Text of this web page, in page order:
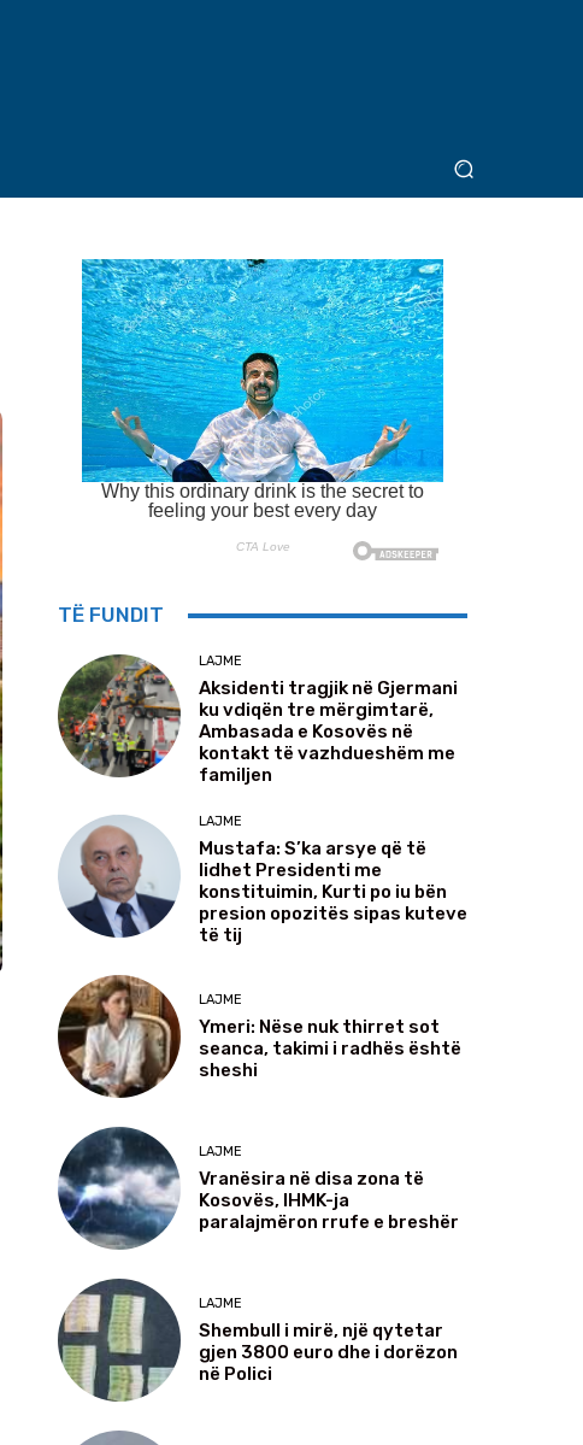
TË FUNDIT
LAJME
Aksidenti tragjik në Gjermani
ku vdiqën tre mërgimtarë,
Ambasada e Kosovës në
kontakt të vazhdueshëm me
familjen
LAJME
Mustafa: S’ka arsye që të
lidhet Presidenti me
konstituimin, Kurti po iu bën
presion opozitës sipas kuteve
të tij
LAJME
Ymeri: Nëse nuk thirret sot
seanca, takimi i radhës është
sheshi
LAJME
Vranësira në disa zona të
Kosovës, IHMK-ja
paralajmëron rrufe e breshër
LAJME
Shembull i mirë, një qytetar
gjen 3800 euro dhe i dorëzon
në Polici